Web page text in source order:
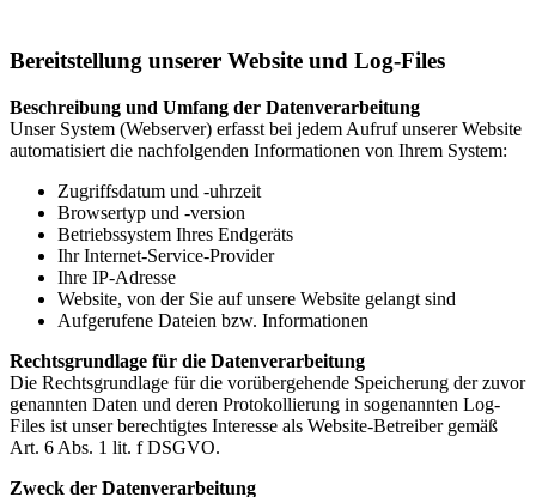
Bereitstellung unserer Website und Log-Files
Beschreibung und Umfang der Datenverarbeitung
Unser System (Webserver) erfasst bei jedem Aufruf unserer Website
automatisiert die nachfolgenden Informationen von Ihrem System:
Zugriffsdatum und -uhrzeit
Browsertyp und -version
Betriebssystem Ihres Endgeräts
Ihr Internet-Service-Provider
Ihre IP-Adresse
Website, von der Sie auf unsere Website gelangt sind
Aufgerufene Dateien bzw. Informationen
Rechtsgrundlage für die Datenverarbeitung
Die Rechtsgrundlage für die vorübergehende Speicherung der zuvor
genannten Daten und deren Protokollierung in sogenannten Log-
Files ist unser berechtigtes Interesse als Website-Betreiber gemäß
Art. 6 Abs. 1 lit. f DSGVO.
Zweck der Datenverarbeitung